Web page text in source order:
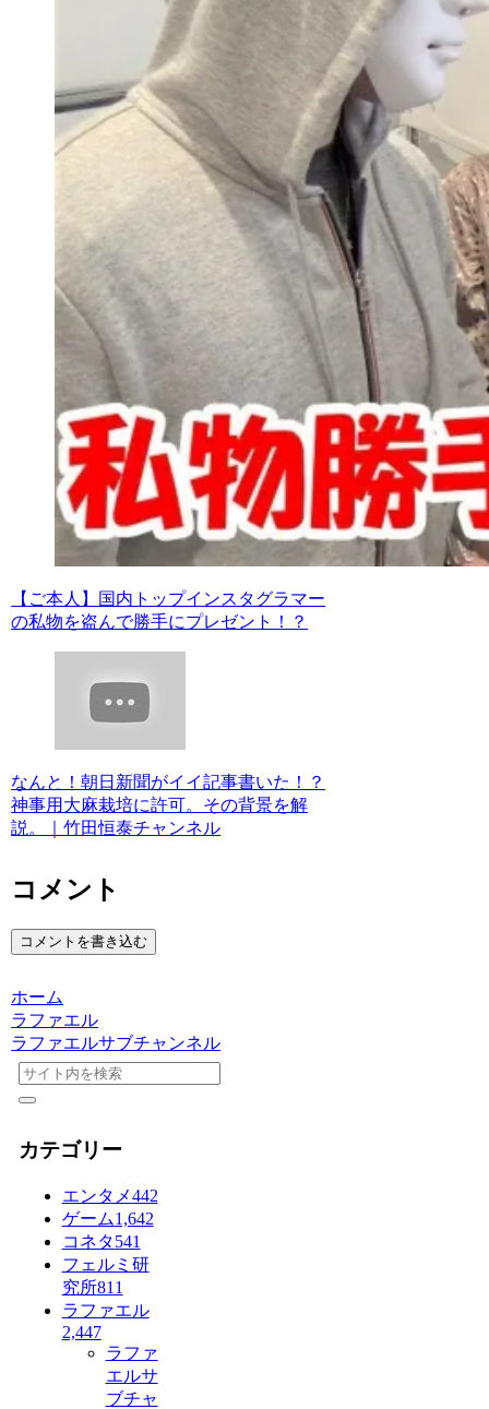
【ご本人】国内トップインスタグラマー
の私物を盗んで勝手にプレゼント！？
なんと！朝日新聞がイイ記事書いた！？
神事用大麻栽培に許可。その背景を解
説。｜竹田恒泰チャンネル
コメント
コメントを書き込む
ホーム
ラファエル
ラファエルサブチャンネル
カテゴリー
エンタメ442
ゲーム1,642
コネタ541
フェルミ研
究所811
ラファエル
2,447
ラファ
エルサ
ブチャ